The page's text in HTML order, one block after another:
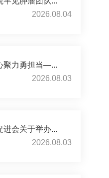
2026.08.04
聚力勇担当—...
2026.08.03
进会关于举办...
2026.08.03